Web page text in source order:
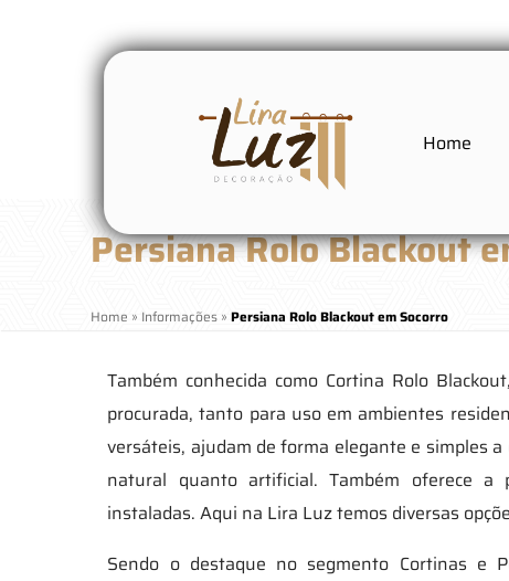
Home
Persiana Rolo Blackout
Home » Informações »Persiana Rolo Blackout em Socorro
Também conhecida como Cortina Rolo
procurada, tanto para uso em ambientes
versáteis, ajudam de forma elegante e simples
natural quanto artificial. Também oferece a
instaladas. Aqui na Lira Luz temos diversas
Sendo o destaque no segmento Cortinas e